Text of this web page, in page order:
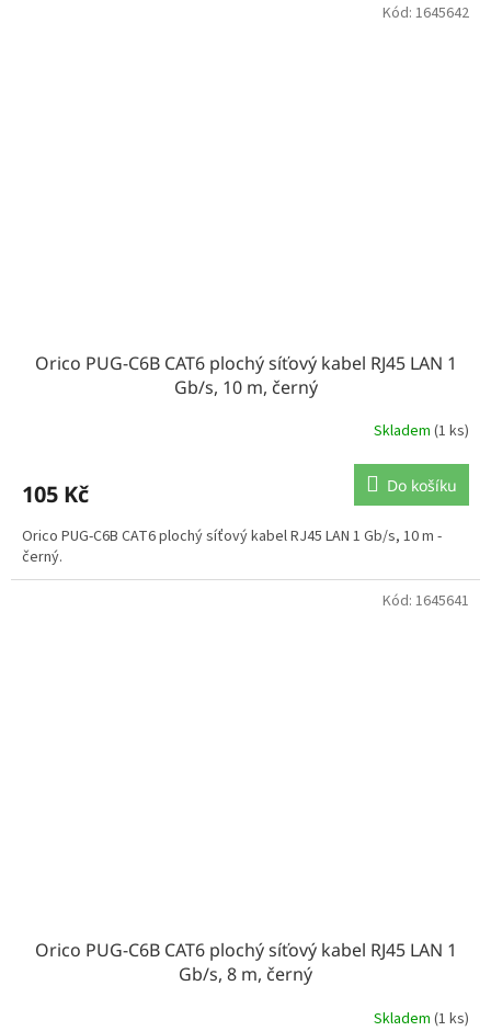
Orico PUG-C6B CAT6 plochý síťový kabel RJ45 LAN 1
Gb/s, 10 m, černý
Skladem (1 ks)
105 Kč Do košíku
Orico PUG-C6B CAT6 plochý síťový kabel RJ45 LAN 1 Gb/s, 10 m -
černý.
Kód: 1645642
Orico PUG-C6B CAT6 plochý síťový kabel RJ45 LAN 1
Gb/s, 8 m, černý
Skladem (1 ks)
Kód: 1645641